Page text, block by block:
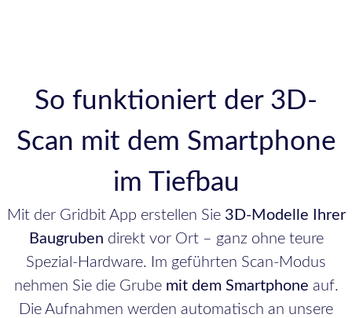
So funktioniert der 3D-
Scan mit dem Smartphone
im Tiefbau
Mit der Gridbit App erstellen Sie 3D-Modelle Ihrer
Baugruben direkt vor Ort – ganz ohne teure
Spezial-Hardware. Im geführten Scan-Modus
nehmen Sie die Grube mit dem Smartphone auf.
Die Aufnahmen werden automatisch an unsere